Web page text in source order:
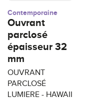
Contemporaine
Ouvrant
parclosé
épaisseur 32
mm
OUVRANT
PARCLOSÉ
LUMIERE - HAWAII